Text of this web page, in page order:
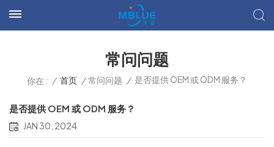
常问问题
你在 : / 首页 / 常问问题 / 是否提供 OEM 或 ODM 服务？
是否提供 OEM 或 ODM 服务？
JAN 30, 2024